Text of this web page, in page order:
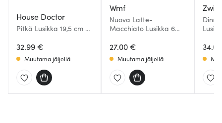
House Doctor
Pitkä Lusikka 19,5 cm 4
32.99 €
Muutama jäljellä
Wmf
Nuova Latte-
Macchiato Lusikka 6
27.00 €
Muutama jäljellä